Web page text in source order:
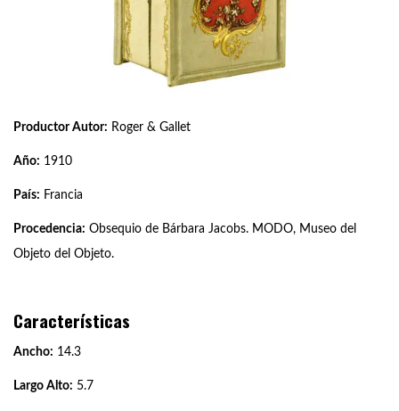
Productor Autor: Roger & Gallet
Año: 1910
País: Francia
Procedencia: Obsequio de Bárbara Jacobs. MODO, Museo del
Objeto del Objeto.
Características
Ancho: 14.3
Largo Alto: 5.7